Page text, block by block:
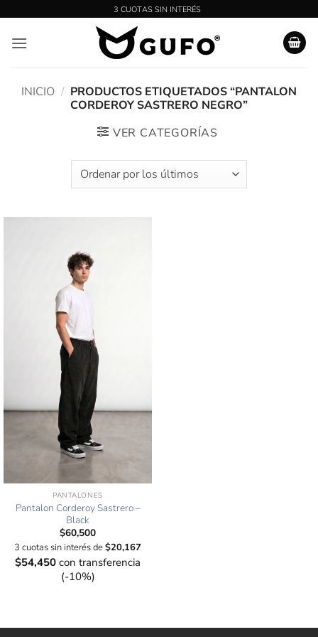
contenido
INICIO / PRODUCTOS ETIQUETADOS “PANTALON
CORDEROY SASTRERO NEGRO”
VER CATEGORÍAS
PANTALONES
Pantalon Corderoy Sastrero –
Black
$60,500
3 cuotas sin interés de$20,167
$54,450 con transferencia
(-10%)